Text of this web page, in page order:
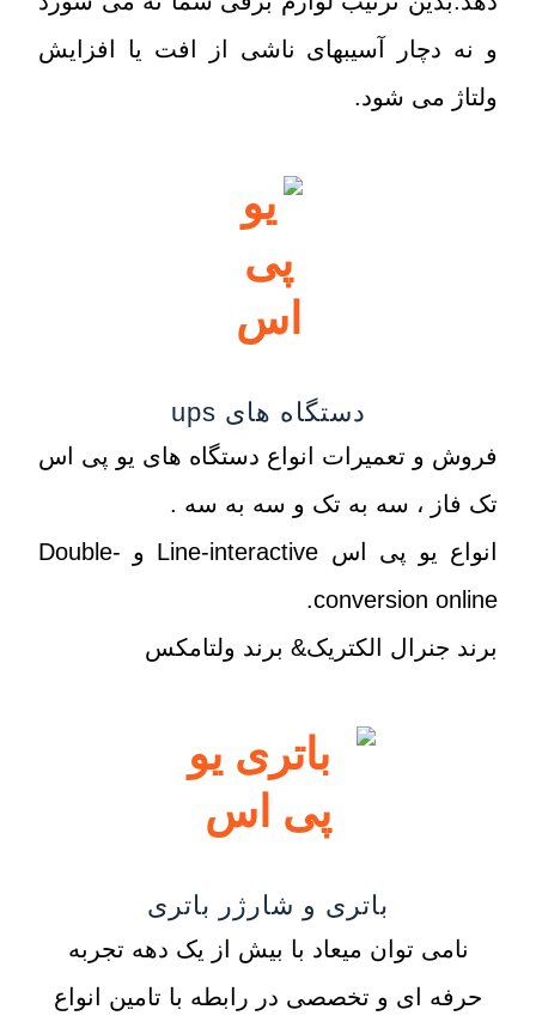
و نه دچار آسیبهای ناشی از افت یا افزایش
ولتاژ می شود.
دستگاه های ups
فروش و تعمیرات انواع دستگاه های یو پی اس
تک فاز ، سه به تک و سه به سه .
انواع یو پی اس Line-interactive و Double-
conversion online.
برند جنرال الکتریک& برند ولتامکس
باتری و شارژر باتری
نامی توان میعاد با بیش از یک دهه تجربه
حرفه ای و تخصصی در رابطه با تامین انواع